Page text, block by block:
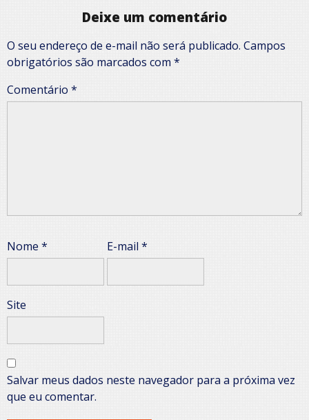
Deixe um comentário
O seu endereço de e-mail não será publicado. Campos
obrigatórios são marcados com *
Comentário *
Nome * E-mail *
Site
Salvar meus dados neste navegador para a próxima vez
que eu comentar.